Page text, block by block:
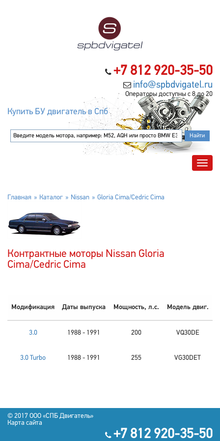
+7 812 920-35-50
info@spbdvigatel.ru
Операторы доступны с 8 до 20
Купить БУ двигатель в Спб
Главная Каталог Nissan Gloria Cima/Cedric Cima
Контрактные моторы Nissan Gloria
Cima/Cedric Cima
Модификация Даты выпуска Мощность, л.с. Модель двиг.
3.0 1988 - 1991 200 VQ30DE
3.0 Turbo 1988 - 1991 255 VG30DET
© 2017 OOO «СПБ Двигатель»
Карта сайта
+7 812 920-35-50